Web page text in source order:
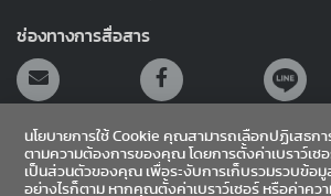
ช่องทางการสื่อสาร
นโยบายการใช้ Cookie คุณสามารถเลือกปฏิเสธก
ตามความต้องการของคุณ โดยการตั้งค่าเบราว์เซ
เป็นส่วนตัวของคุณ เพื่อระงับการเก็บรวมรวบข้อ
อย่างไรก็ตาม หากคุณตั้งค่าเบราว์เซอร์ หรือค่าค